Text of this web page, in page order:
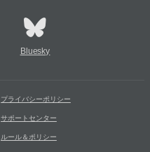
Bluesky
プライバシーポリシー
サポートセンター
ルール＆ポリシー